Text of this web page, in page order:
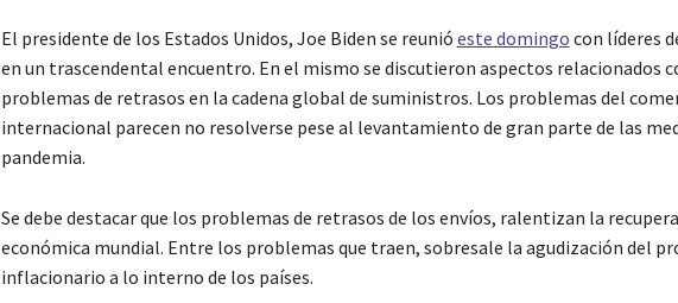
El presidente de los Estados Unidos, Joe Biden se reunió este domingo con líderes
en un trascendental encuentro. En el mismo se discutieron aspectos relacionados
problemas de retrasos en la cadena global de suministros. Los problemas del
internacional parecen no resolverse pese al levantamiento de gran parte de las
pandemia.
Se debe destacar que los problemas de retrasos de los envíos, ralentizan la
económica mundial. Entre los problemas que traen, sobresale la agudización del
inflacionario a lo interno de los países.